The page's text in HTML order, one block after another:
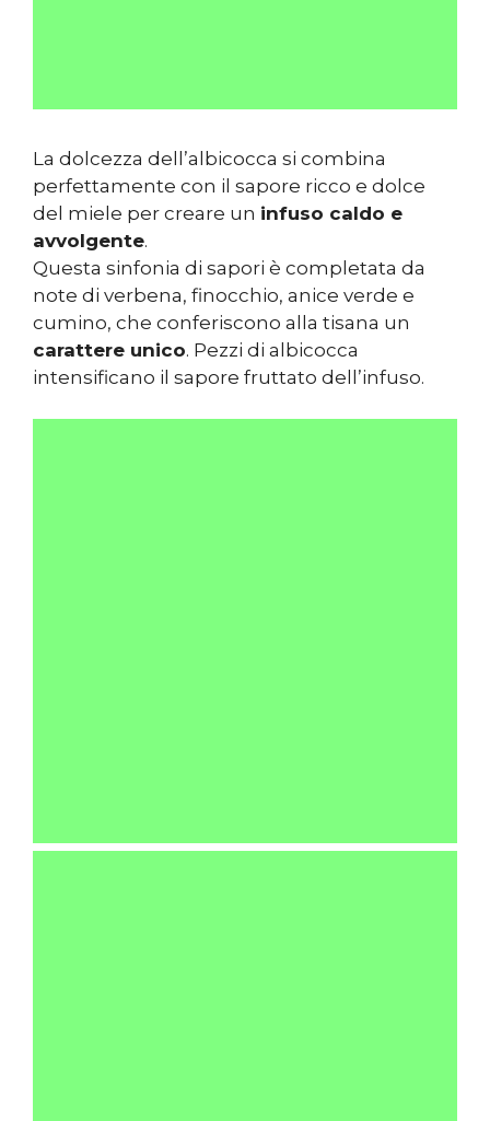
La dolcezza dell’albicocca si combina
perfettamente con il sapore ricco e dolce
del miele per creare un infuso caldo e
avvolgente.
Questa sinfonia di sapori è completata da
note di verbena, finocchio, anice verde e
cumino, che conferiscono alla tisana un
carattere unico. Pezzi di albicocca
intensificano il sapore fruttato dell’infuso.